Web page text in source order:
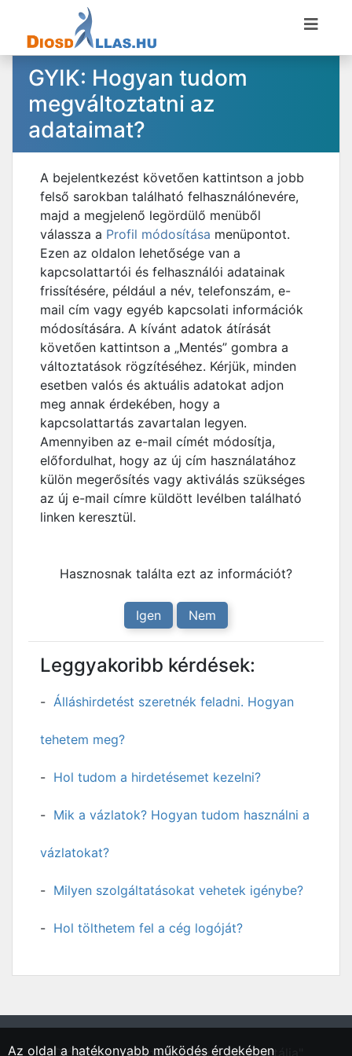
GYIK: Hogyan tudom
megváltoztatni az
adataimat?
A bejelentkezést követően kattintson a jobb
felső sarokban található felhasználónevére,
majd a megjelenő legördülő menüből
válassza a Profil módosítása menüpontot.
Ezen az oldalon lehetősége van a
kapcsolattartói és felhasználói adatainak
frissítésére, például a név, telefonszám, e-
mail cím vagy egyéb kapcsolati információk
módosítására. A kívánt adatok átírását
követően kattintson a „Mentés” gombra a
változtatások rögzítéséhez. Kérjük, minden
esetben valós és aktuális adatokat adjon
meg annak érdekében, hogy a
kapcsolattartás zavartalan legyen.
Amennyiben az e-mail címét módosítja,
előfordulhat, hogy az új cím használatához
külön megerősítés vagy aktiválás szükséges
az új e-mail címre küldött levélben található
linken keresztül.
Hasznosnak találta ezt az információt?
Igen Nem
Leggyakoribb kérdések:
Álláshirdetést szeretnék feladni. Hogyan
tehetem meg?
Hol tudom a hirdetésemet kezelni?
Mik a vázlatok? Hogyan tudom használni a
vázlatokat?
Milyen szolgáltatásokat vehetek igénybe?
Hol tölthetem fel a cég logóját?
"Diósd, Pest vármegyei régió állásportálja"
Az oldal a hatékonyabb működés érdekében